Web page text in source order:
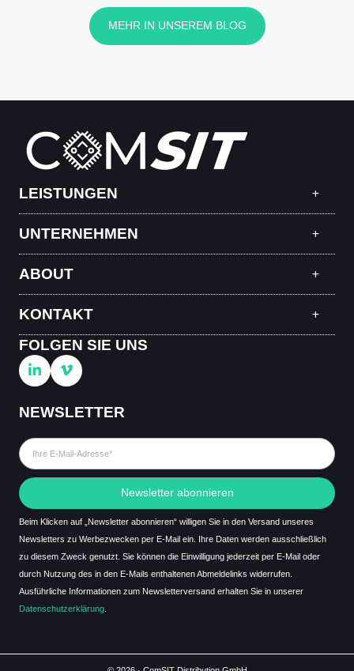
MEHR IN UNSEREM BLOG
LEISTUNGEN
UNTERNEHMEN
ABOUT
KONTAKT
FOLGEN SIE UNS
NEWSLETTER
Newsletter abonnieren
Beim Klicken auf „Newsletter abonnieren“ willigen Sie in den Versand unseres
Newsletters zu Werbezwecken per E-Mail ein. Ihre Daten werden ausschließlich
zu diesem Zweck genutzt. Sie können die Einwilligung jederzeit per E-Mail oder
durch Nutzung des in den E-Mails enthaltenen Abmeldelinks widerrufen.
Ausführliche Informationen zum Newsletterversand erhalten Sie in unserer
Datenschutzerklärung